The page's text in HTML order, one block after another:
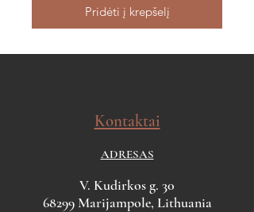
Pridėti į krepšelį
Kontaktai
ADRESAS
V. Kudirkos g. 30
68299 Marijampole, Lithuania